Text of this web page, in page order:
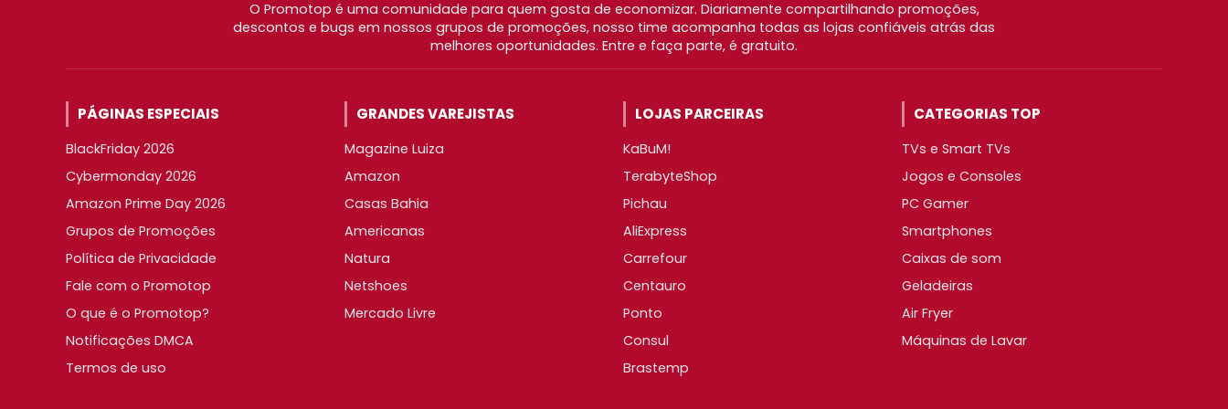
O Promotop é uma comunidade para quem gosta de economizar. Diariamente compartilhando promoções,
descontos e bugs em nossos grupos de promoções, nosso time acompanha todas as lojas confiáveis atrás das
melhores oportunidades. Entre e faça parte, é gratuito.
PÁGINAS ESPECIAIS
BlackFriday 2026
Cybermonday 2026
Amazon Prime Day 2026
Grupos de Promoções
Política de Privacidade
Fale com o Promotop
O que é o Promotop?
Notificações DMCA
Termos de uso
GRANDES VAREJISTAS
Magazine Luiza
Amazon
Casas Bahia
Americanas
Natura
Netshoes
Mercado Livre
LOJAS PARCEIRAS
KaBuM!
TerabyteShop
Pichau
AliExpress
Carrefour
Centauro
Ponto
Consul
Brastemp
CATEGORIAS TOP
TVs e Smart TVs
Jogos e Consoles
PC Gamer
Smartphones
Caixas de som
Geladeiras
Air Fryer
Máquinas de Lavar